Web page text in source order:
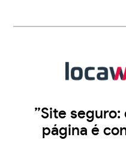
”Site seguro:
página é